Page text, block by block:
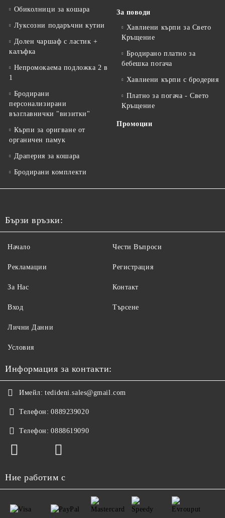
Обиколници за кошара
Луксозни подаръчни кутии
Долен чаршаф с ластик +
калъфка
Непромокаема подложка 2 в
1
Бродирани
персонализирани
възглавнички "визитки"
Кърпи за оригване от
органичен памук
Драперия за кошара
Бродирани комплекти
За поводи
Хавлиени кърпи за Свето
Кръщение
Бродирано платно за
бебешка погача
Хавлиени кърпи с бродерия
Платно за погача - Свето
Кръщение
Промоции
Бързи връзки:
Начало
Рекламации
За Нас
Вход
Чести Въпроси
Регистрация
Контакт
Търсене
Лични Данни
Условия
Информация за контакти:
Имейл: tedideni.sales@gmail.com
Телефон: 0889239020
Телефон: 0888619090
Ние работим с